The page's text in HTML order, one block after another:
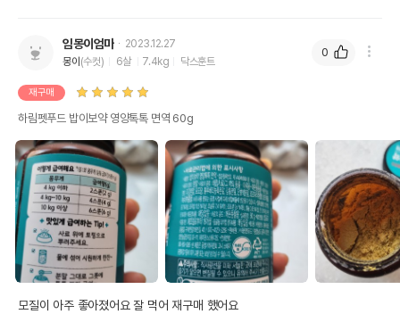
임몽이엄마
2023.12.27
몽이 (수컷) 6살 7.4kg 닥스훈트
재구매
하림펫푸드 밥이보약 영양톡톡 면역 60g
모질이 아주 좋아졌어요 잘 먹어 재구매 했어요
0